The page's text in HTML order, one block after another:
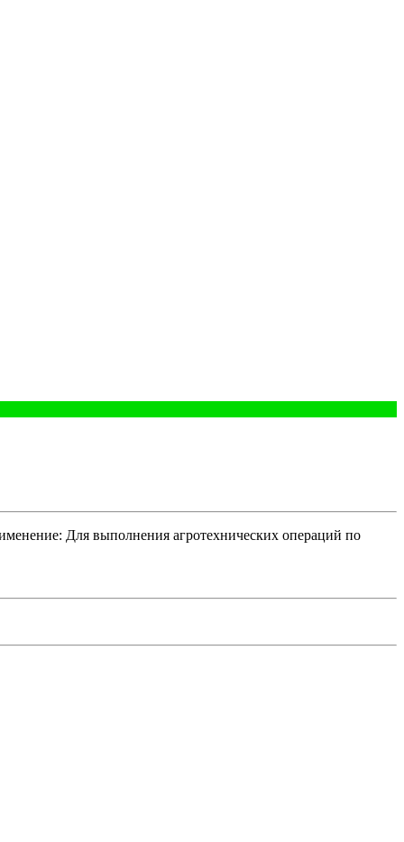
Для выполнения агротехнических операций по